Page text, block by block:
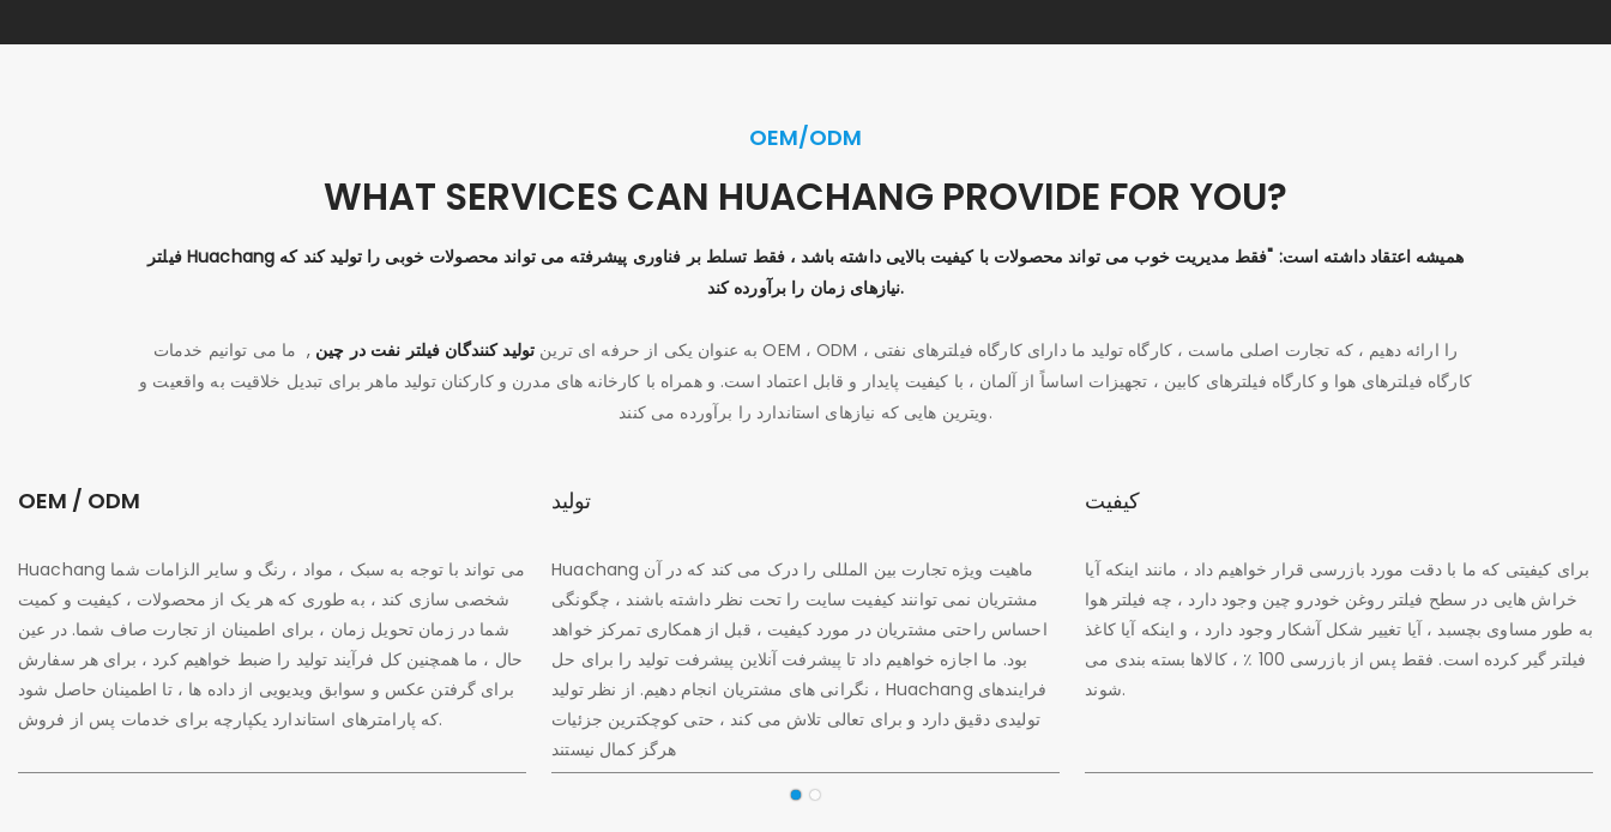
OEM/ODM
WHAT SERVICES CAN HUACHANG PROVIDE FOR YOU?
فیلتر Huachang همیشه اعتقاد داشته است: "فقط مدیریت خوب می تواند محصولات با کیفیت بالایی داشته باشد ، فقط تسلط بر فناوری پیشرفته می تواند محصولات خوبی را تولید کند که
نیازهای زمان را برآورده کند.
به عنوان یکی از حرفه ای ترین تولید کنندگان فیلتر نفت در چین, ما می توانیم خدمات OEM ، ODM را ارائه دهیم ، که تجارت اصلی ماست ، کارگاه تولید ما دارای کارگاه فیلترهای نفتی ،
کارگاه فیلترهای هوا و کارگاه فیلترهای کابین ، تجهیزات اساساً از آلمان ، با کیفیت پایدار و قابل اعتماد است. و همراه با کارخانه های مدرن و کارکنان تولید ماهر برای تبدیل خلاقیت به واقعیت و
ویترین هایی که نیازهای استاندارد را برآورده می کنند.
OEM / ODM
Huachang می تواند با توجه به سبک ، مواد ، رنگ و سایر الزامات شما
شخصی سازی کند ، به طوری که هر یک از محصولات ، کیفیت و کمیت
شما در زمان تحویل زمان ، برای اطمینان از تجارت صاف شما. در عین
حال ، ما همچنین کل فرآیند تولید را ضبط خواهیم کرد ، برای هر سفارش
برای گرفتن عکس و سوابق ویدیویی از داده ها ، تا اطمینان حاصل شود
که پارامترهای استاندارد یکپارچه برای خدمات پس از فروش.
تولید
Huachang ماهیت ویژه تجارت بین المللی را درک می کند که در آن
مشتریان نمی توانند کیفیت سایت را تحت نظر داشته باشند ، چگونگی
احساس راحتی مشتریان در مورد کیفیت ، قبل از همکاری تمرکز خواهد
بود. ما اجازه خواهیم داد تا پیشرفت آنلاین پیشرفت تولید را برای حل
نگرانی های مشتریان انجام دهیم. از نظر تولید ، Huachang فرایندهای
تولیدی دقیق دارد و برای تعالی تلاش می کند ، حتی کوچکترین جزئیات
هرگز کمال نیستند
برای کیفیتی که ما با دقت مورد بازرسی قرار خواهیم داد ، مانند اینکه آیا
خراش هایی در سطح فیلتر روغن خودرو چین وجود دارد ، چه فیلتر هوا
به طور مساوی بچسبد ، آیا تغییر شکل آشکار وجود دارد ، و اینکه آیا کاغذ
فیلتر گیر کرده است. فقط پس از بازرسی 100 ٪ ، کالاها بسته بندی می
شوند.